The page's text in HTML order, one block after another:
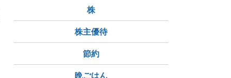
東京都指定有形文化財
株
株主優待
節約
晩ごはん